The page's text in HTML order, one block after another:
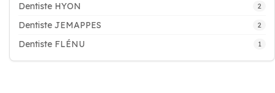
Dentiste HYON 2
Dentiste JEMAPPES 2
Dentiste FLÉNU 1